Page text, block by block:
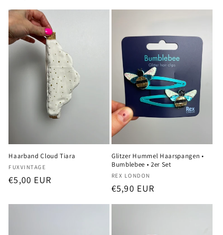
Preis
Haarband Cloud Tiara
Anbieter:
FUXVINTAGE
Normaler
€5,00 EUR
Glitzer Hummel Haarspangen •
Bumblebee • 2er Set
Anbieter:
REX LONDON
Normaler
Preis
€5,90 EUR